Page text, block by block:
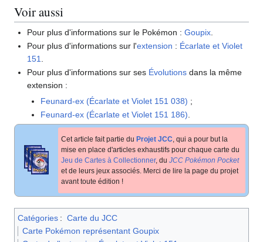
Voir aussi
Pour plus d'informations sur le Pokémon :Goupix
Pour plus d'informations sur l'extension : Écarlate et Violet
151
Pour plus d'informations sur ses Évolutions dans la même
extension :
Feunard-ex (Écarlate et Violet 151 038) ;
Feunard-ex (Écarlate et Violet 151 186)
Cet article fait partie du Projet JCC, qui a pour but la
mise en place d'articles exhaustifs pour chaque carte du
Jeu de Cartes à Collectionner, du JCC Pokémon Pocket
et de leurs jeux associés. Merci de lire la page du projet
avant toute édition !
Catégories : Carte du JCC
Carte Pokémon représentant Goupix